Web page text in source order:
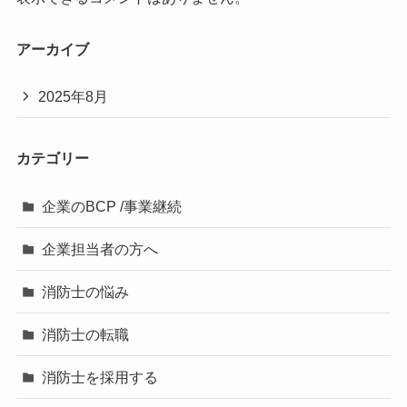
アーカイブ
2025年8月
カテゴリー
企業のBCP /事業継続
企業担当者の方へ
消防士の悩み
消防士の転職
消防士を採用する